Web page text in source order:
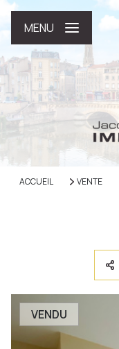
MENU
ACCUEIL VENTE
VENDU